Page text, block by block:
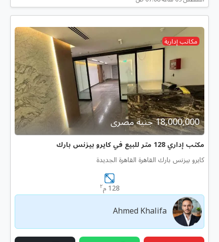
مكاتب إدارية
18,000,000 جنية مصرى
مكتب إداري 128 متر للبيع في كايرو بيزنس بارك
كايرو بيزنس بارك القاهرة القاهرة الجديدة
128 م ٢
Ahmed Khalifa